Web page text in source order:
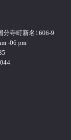
分寺町新名1606-9
-06 pm